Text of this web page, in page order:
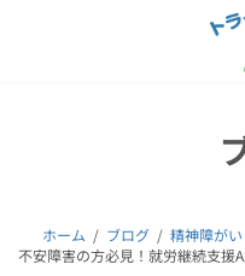
ホーム ブログ
精神障がい
不安障害の方必見！就労継続支援